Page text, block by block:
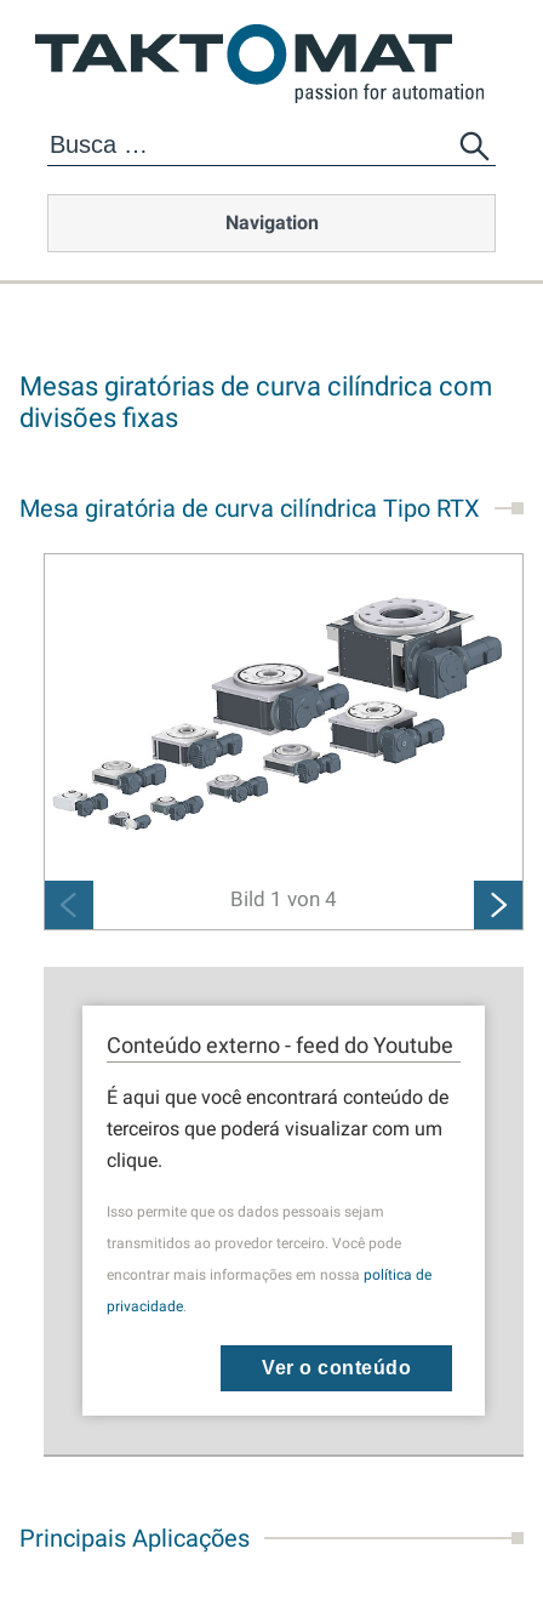
Navigation
Mesas giratórias de curva cilíndrica com
divisões fixas
Mesa giratória de curva cilíndrica Tipo RTX
Bild 1 von 4
Conteúdo externo - feed do Youtube
É aqui que você encontrará conteúdo de
terceiros que poderá visualizar com um
clique.
Isso permite que os dados pessoais sejam
transmitidos ao provedor terceiro. Você pode
encontrar mais informações em nossa política de
privacidade.
Ver o conteúdo
Principais Aplicações